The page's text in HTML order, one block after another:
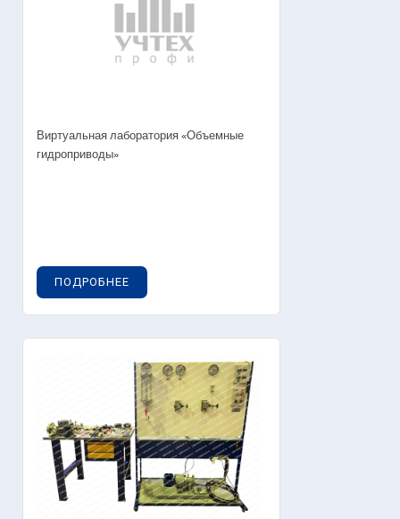
Виртуальная лаборатория «Объемные
гидроприводы»
ПОДРОБНЕЕ